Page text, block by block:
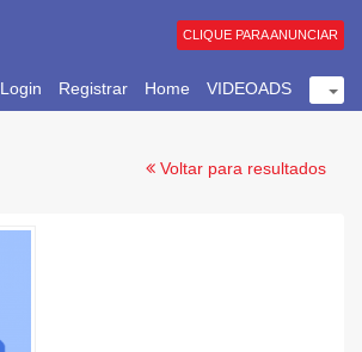
Login Registrar Home VIDEOADS
CLIQUE PARA ANUNCIAR
Voltar para resultados